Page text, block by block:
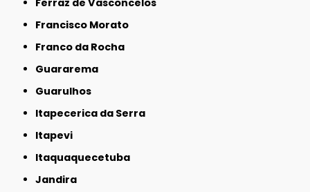
Francisco Morato
Franco da Rocha
Guararema
Guarulhos
Itapecerica da Serra
Itapevi
Itaquaquecetuba
Jandira